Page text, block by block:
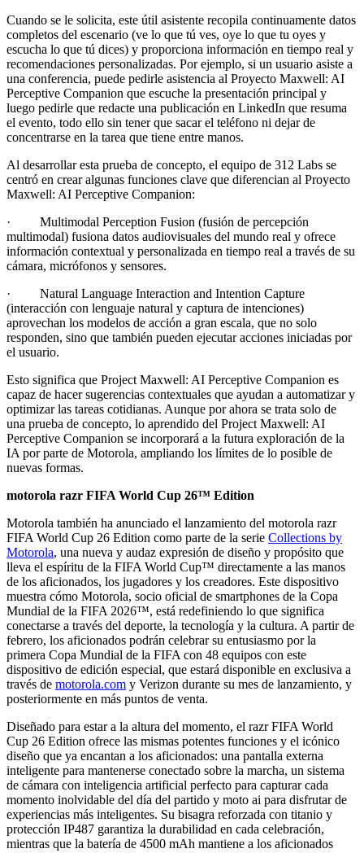
Cuando se le solicita, este útil asistente recopila continuamente datos
completos del escenario (ve lo que tú ves, oye lo que tu oyes y
escucha lo que tú dices) y proporciona información en tiempo real y
recomendaciones personalizadas. Por ejemplo, si un usuario asiste a
una conferencia, puede pedirle asistencia al Proyecto Maxwell: AI
Perceptive Companion que escuche la presentación principal y
luego pedirle que redacte una publicación en LinkedIn que resuma
el evento, todo ello sin tener que sacar el teléfono ni dejar de
concentrarse en la tarea que tiene entre manos.
Al desarrollar esta prueba de concepto, el equipo de 312 Labs se
centró en crear algunas funciones clave que diferencian al Proyecto
Maxwell: AI Perceptive Companion:
· Multimodal Perception Fusion (fusión de percepción
multimodal) fusiona datos audiovisuales del mundo real y ofrece
información contextual y personalizada en tiempo real a través de su
cámara, micrófonos y sensores.
· Natural Language Interaction and Intention Capture
(interacción con lenguaje natural y captura de intenciones)
aprovechan los modelos de acción a gran escala, que no solo
responden, sino que también pueden ejecutar acciones iniciadas por
el usuario.
Esto significa que Project Maxwell: AI Perceptive Companion es
capaz de hacer sugerencias contextuales que ayudan a automatizar y
optimizar las tareas cotidianas. Aunque por ahora se trata solo de
una prueba de concepto, lo aprendido del Project Maxwell: AI
Perceptive Companion se incorporará a la futura exploración de la
IA por parte de Motorola, ampliando los límites de lo posible de
nuevas formas.
motorola razr FIFA World Cup 26™ Edition
Motorola también ha anunciado el lanzamiento del motorola razr
FIFA World Cup 26 Edition como parte de la serie Collections by
Motorola, una nueva y audaz expresión de diseño y propósito que
lleva el espíritu de la FIFA World Cup™ directamente a las manos
de los aficionados, los jugadores y los creadores. Este dispositivo
muestra cómo Motorola, socio oficial de smartphones de la Copa
Mundial de la FIFA 2026™, está redefiniendo lo que significa
conectarse a través del deporte, la tecnología y la cultura. A partir de
febrero, los aficionados podrán celebrar su entusiasmo por la
primera Copa Mundial de la FIFA con 48 equipos con este
dispositivo de edición especial, que estará disponible en exclusiva a
través de motorola.com y Verizon durante su mes de lanzamiento, y
posteriormente en más puntos de venta.
Diseñado para estar a la altura del momento, el razr FIFA World
Cup 26 Edition ofrece las mismas potentes funciones y el icónico
diseño que ya encantan a los aficionados: una pantalla externa
inteligente para mantenerse conectado sobre la marcha, un sistema
de cámara con inteligencia artificial perfecto para capturar cada
momento inolvidable del día del partido y moto ai para disfrutar de
experiencias más inteligentes. Su bisagra reforzada con titanio y
protección IP487 garantiza la durabilidad en cada celebración,
mientras que la batería de 4500 mAh mantiene a los aficionados